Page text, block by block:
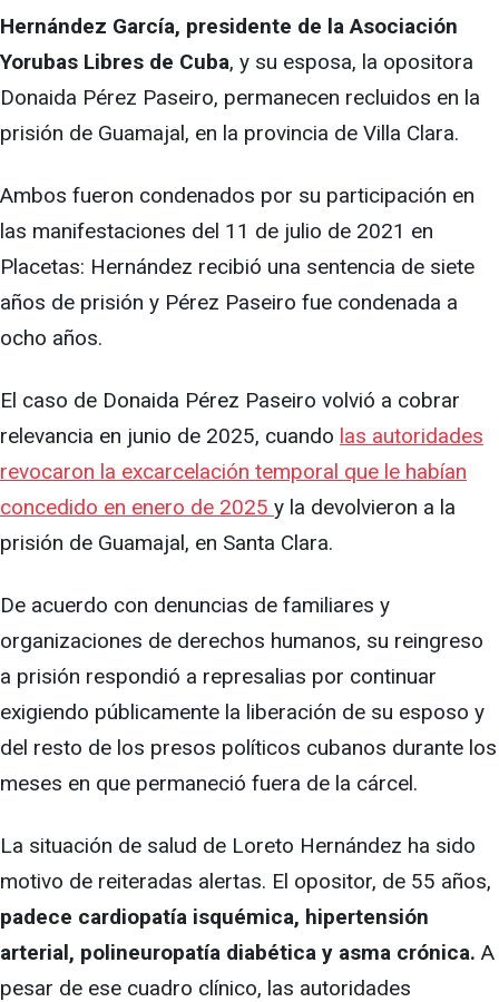
Hernández García, presidente de la Asociación
Yorubas Libres de Cuba, y su esposa, la opositora
Donaida Pérez Paseiro, permanecen recluidos en la
prisión de Guamajal, en la provincia de Villa Clara.
Ambos fueron condenados por su participación en
las manifestaciones del 11 de julio de 2021 en
Placetas: Hernández recibió una sentencia de siete
años de prisión y Pérez Paseiro fue condenada a
ocho años.
El caso de Donaida Pérez Paseiro volvió a cobrar
relevancia en junio de 2025, cuando las autoridades
revocaron la excarcelación temporal que le habían
concedido en enero de 2025 y la devolvieron a la
prisión de Guamajal, en Santa Clara.
De acuerdo con denuncias de familiares y
organizaciones de derechos humanos, su reingreso
a prisión respondió a represalias por continuar
exigiendo públicamente la liberación de su esposo y
del resto de los presos políticos cubanos durante los
meses en que permaneció fuera de la cárcel.
La situación de salud de Loreto Hernández ha sido
motivo de reiteradas alertas. El opositor, de 55 años,
padece cardiopatía isquémica, hipertensión
arterial, polineuropatía diabética y asma crónica. A
pesar de ese cuadro clínico, las autoridades